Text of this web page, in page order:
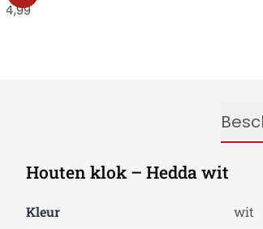
Houten klok – Hedda wit
Kleur wit